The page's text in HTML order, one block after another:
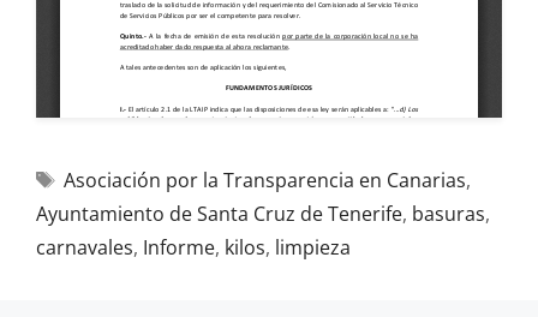
Asociación por la Transparencia en Canarias,
Ayuntamiento de Santa Cruz de Tenerife, basuras,
carnavales, Informe, kilos, limpieza